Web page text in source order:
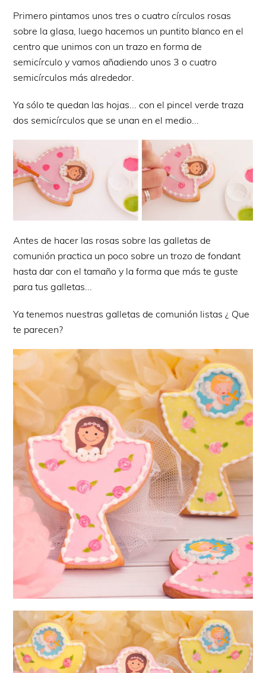
Primero pintamos unos tres o cuatro círculos rosas
sobre la glasa, luego hacemos un puntito blanco en el
centro que unimos con un trazo en forma de
semicírculo y vamos añadiendo unos 3 o cuatro
semicírculos más alrededor.
Ya sólo te quedan las hojas... con el pincel verde traza
dos semicírculos que se unan en el medio...
Antes de hacer las rosas sobre las galletas de
comunión practica un poco sobre un trozo de fondant
hasta dar con el tamaño y la forma que más te guste
para tus galletas...
Ya tenemos nuestras galletas de comunión listas ¿ Que
te parecen?